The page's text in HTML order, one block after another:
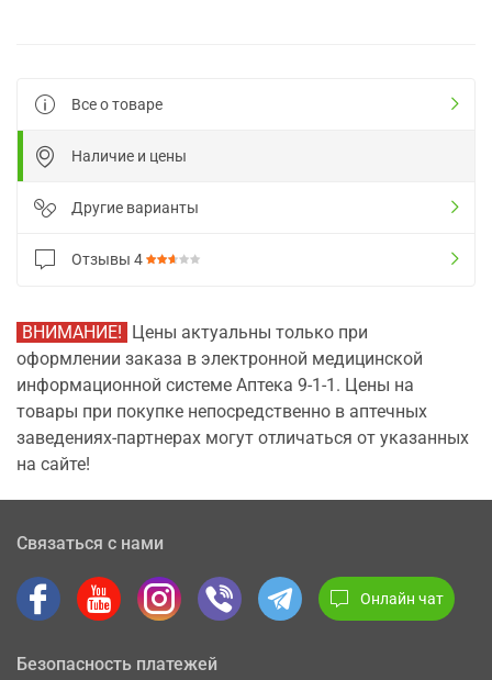
Все о товаре
Наличие и цены
Другие варианты
Отзывы 4
ВНИМАНИЕ! Цены актуальны только при
оформлении заказа в электронной медицинской
информационной системе Аптека 9-1-1. Цены на
товары при покупке непосредственно в аптечных
заведениях-партнерах могут отличаться от указанных
на сайте!
Связаться с нами
Онлайн чат
Безопасность платежей